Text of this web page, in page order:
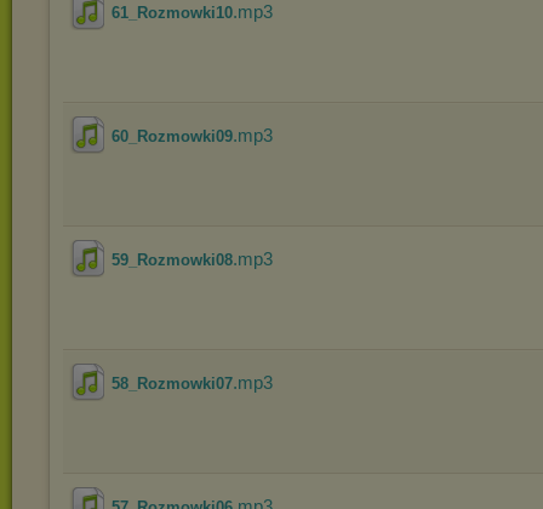
61_Rozmowki10.mp3
60_Rozmowki09.mp3
59_Rozmowki08.mp3
58_Rozmowki07.mp3